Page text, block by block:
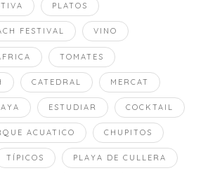
PLATOS
FESTIVAL VINO
TOMATES
CATEDRAL MERCAT
ESTUDIAR COCKTAIL
ACUATICO CHUPITOS
TÍPICOS PLAYA DE CULLERA